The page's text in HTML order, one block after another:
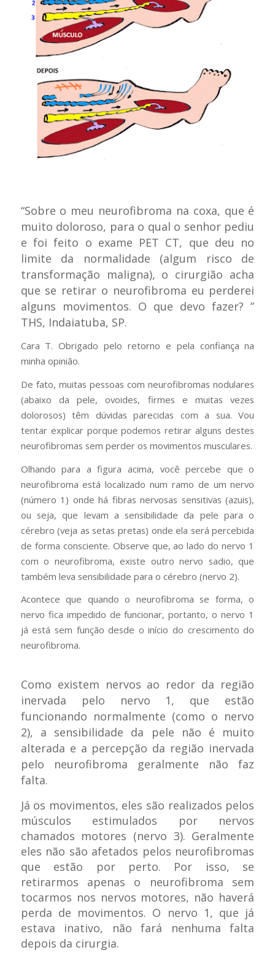
“Sobre o meu neurofibroma na coxa, que é
muito doloroso, para o qual o senhor pediu
e foi feito o exame PET CT, que deu no
limite da normalidade (algum risco de
transformação maligna), o cirurgião acha
que se retirar o neurofibroma eu perderei
alguns movimentos. O que devo fazer? ”
THS, Indaiatuba, SP.
Cara T. Obrigado pelo retorno e pela confiança na
minha opinião.
De fato, muitas pessoas com neurofibromas nodulares
(abaixo da pele, ovoides, firmes e muitas vezes
dolorosos) têm dúvidas parecidas com a sua. Vou
tentar explicar porque podemos retirar alguns destes
neurofibromas sem perder os movimentos musculares.
Olhando para a figura acima, você percebe que o
neurofibroma está localizado num ramo de um nervo
(número 1) onde há fibras nervosas sensitivas (azuis),
ou seja, que levam a sensibilidade da pele para o
cérebro (veja as setas pretas) onde ela será percebida
de forma consciente. Observe que, ao lado do nervo 1
com o neurofibroma, existe outro nervo sadio, que
também leva sensibilidade para o cérebro (nervo 2).
Acontece que quando o neurofibroma se forma, o
nervo fica impedido de funcionar, portanto, o nervo 1
já está sem função desde o início do crescimento do
neurofibroma.
Como existem nervos ao redor da região
inervada pelo nervo 1, que estão
funcionando normalmente (como o nervo
2), a sensibilidade da pele não é muito
alterada e a percepção da região inervada
pelo neurofibroma geralmente não faz
falta.
Já os movimentos, eles são realizados pelos
músculos estimulados por nervos
chamados motores (nervo 3). Geralmente
eles não são afetados pelos neurofibromas
que estão por perto. Por isso, se
retirarmos apenas o neurofibroma sem
tocarmos nos nervos motores, não haverá
perda de movimentos. O nervo 1, que já
estava inativo, não fará nenhuma falta
depois da cirurgia.